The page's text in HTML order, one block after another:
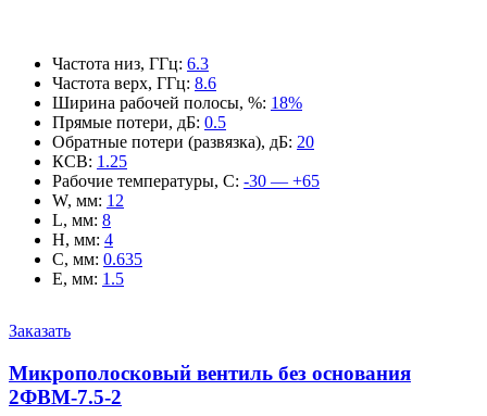
Частота низ, ГГц: 6.3
Частота верх, ГГц: 8.6
Ширина рабочей полосы, %: 18%
Прямые потери, дБ: 0.5
Обратные потери (развязка), дБ: 20
КСВ: 1.25
Рабочие температуры, С: -30 — +65
W, мм: 12
L, мм: 8
H, мм: 4
C, мм: 0.635
E, мм: 1.5
Заказать
Микрополосковый вентиль без основания
2ФВМ-7.5-2